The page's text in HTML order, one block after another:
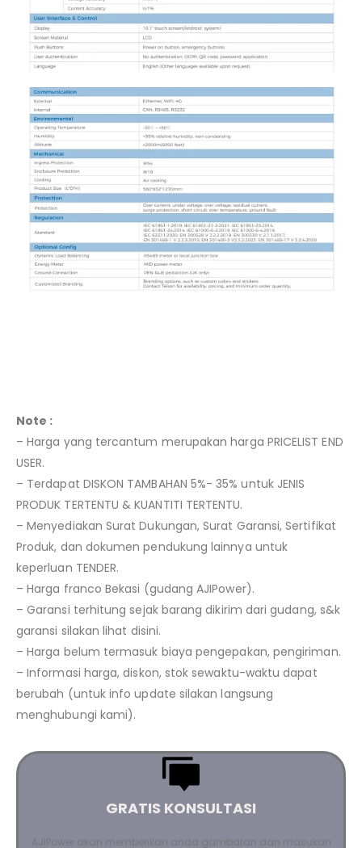
Note :
– Harga yang tercantum merupakan harga PRICELIST END
USER.
– Terdapat DISKON TAMBAHAN 5%- 35% untuk JENIS
PRODUK TERTENTU & KUANTITI TERTENTU.
– Menyediakan Surat Dukungan, Surat Garansi, Sertifikat
Produk, dan dokumen pendukung lainnya untuk
keperluan TENDER.
– Harga franco Bekasi (gudang AJIPower).
– Garansi terhitung sejak barang dikirim dari gudang, s&k
garansi silakan lihat disini.
– Harga belum termasuk biaya pengepakan, pengiriman.
– Informasi harga, diskon, stok sewaktu-waktu dapat
berubah (untuk info update silakan langsung
menghubungi kami).
GRATIS KONSULTASI
AJIPower akan memberikan anda gambaran dan masukan